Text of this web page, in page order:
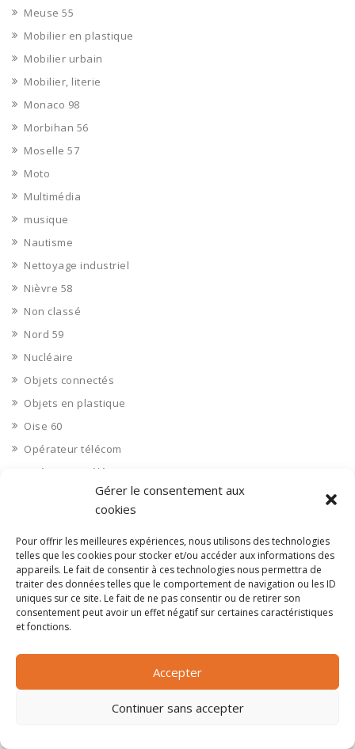
Gérer le consentement aux
cookies
Pour offrir les meilleures expériences, nous utilisons des technologies
telles que les cookies pour stocker et/ou accéder aux informations des
appareils. Le fait de consentir à ces technologies nous permettra de
traiter des données telles que le comportement de navigation ou les ID
uniques sur ce site. Le fait de ne pas consentir ou de retirer son
consentement peut avoir un effet négatif sur certaines caractéristiques
et fonctions.
Accepter
Continuer sans accepter
Meuse 55
Mobilier en plastique
Mobilier urbain
Mobilier, literie
Monaco 98
Morbihan 56
Moselle 57
Moto
Multimédia
musique
Nautisme
Nettoyage industriel
Nièvre 58
Non classé
Nord 59
Nucléaire
Objets connectés
Objets en plastique
Oise 60
Opérateur télécom
Opérateurs télécom
Orne 61
Ouvrages d’art
Paramédical, compléments alimentaires
Paris 75
Pas de Calais 62
Pêche